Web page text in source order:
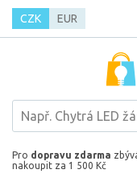
CZK EUR
Pro dopravu zdarma
nakoupit za 1 500 Kč